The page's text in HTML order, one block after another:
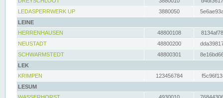
LEDASPERRWERK UP
3880050
LEINE
HERRENHAUSEN
48800108
NEUSTADT
48800200
SCHWARMSTEDT
48800301
LEK
KRIMPEN
123456784
LESUM